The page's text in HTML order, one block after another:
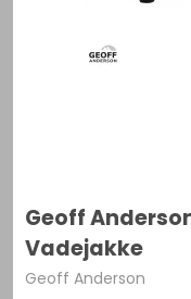
Geoff
Vadejakke
Geoff Anderson